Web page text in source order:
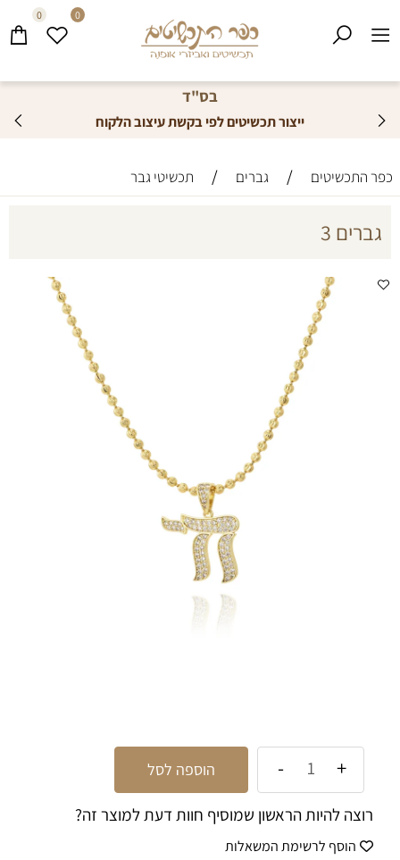
בס"ד
ייצור תכשיטים לפי בקשת עיצוב הלקוח
0 0
כפר התכשיטים / גברים / תכשיטי גבר
גברים 3
הוספה לסל
רוצה להיות הראשון שמוסיף חוות דעת למוצר זה?
הוסף לרשימת המשאלות